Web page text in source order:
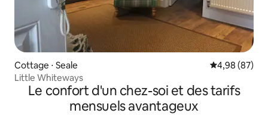
Cottage ⋅ Seale Évaluation
4,98 (87)
Little Whiteways
Le confort d'un chez-soi et des tarifs
mensuels avantageux